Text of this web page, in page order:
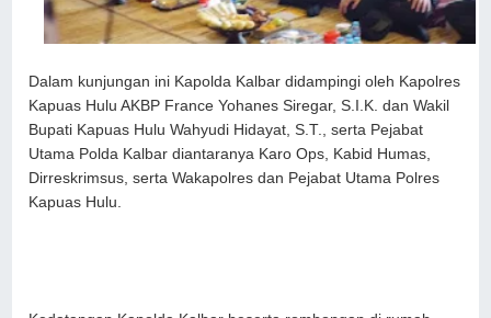
Dalam kunjungan ini Kapolda Kalbar didampingi oleh Kapolres
Kapuas Hulu AKBP France Yohanes Siregar, S.I.K. dan Wakil
Bupati Kapuas Hulu Wahyudi Hidayat, S.T., serta Pejabat
Utama Polda Kalbar diantaranya Karo Ops, Kabid Humas,
Dirreskrimsus, serta Wakapolres dan Pejabat Utama Polres
Kapuas Hulu.